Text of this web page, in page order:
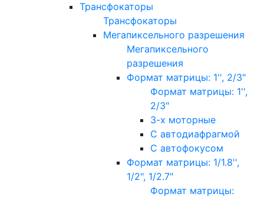
Трансфокаторы
Трансфокаторы
Мегапиксельного разрешения
Мегапиксельного
разрешения
Формат матрицы: 1'', 2/3"
Формат матрицы: 1'',
2/3"
3-х моторные
С автодиафрагмой
С автофокусом
Формат матрицы: 1/1.8'',
1/2", 1/2.7"
Формат матрицы: